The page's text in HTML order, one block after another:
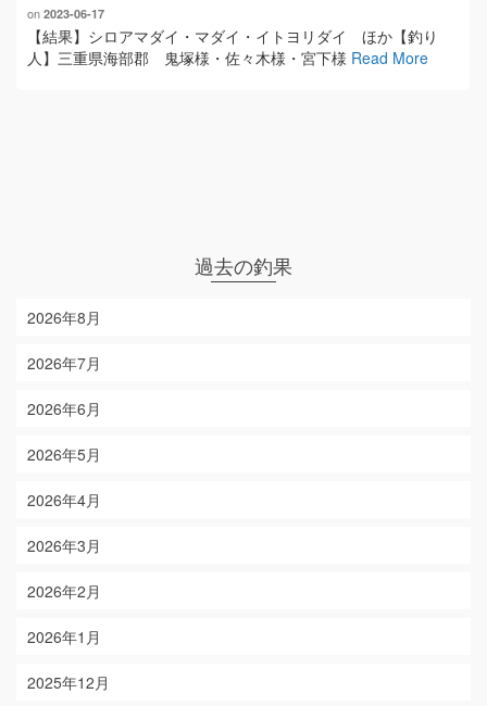
on 2023-06-17
【結果】シロアマダイ・マダイ・イトヨリダイ ほか【釣り
人】三重県海部郡 鬼塚様・佐々木様・宮下様 Read More
過去の釣果
2026年8月
2026年7月
2026年6月
2026年5月
2026年4月
2026年3月
2026年2月
2026年1月
2025年12月